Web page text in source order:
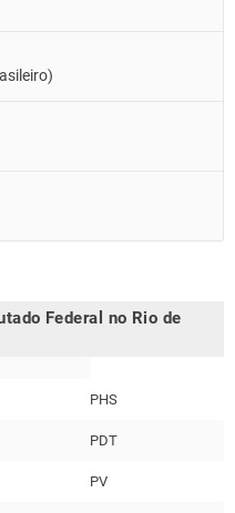
Federal no Rio de
PHS
PDT
PV